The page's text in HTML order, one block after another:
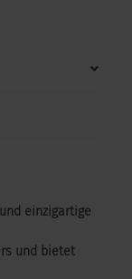
einzigartige
und bietet